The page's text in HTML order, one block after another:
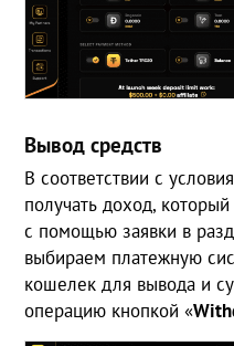
Вывод средств
В соответствии с
получать доход,
с помощью заявки в
выбираем платежную
кошелек для вывода и
операцию кнопкой «